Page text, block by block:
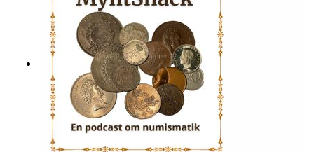
där.Är du en inbiten myntsamlare med en stor
eller lite myntsamling eller du kanske bara är
intresserad av mynt och historia så är detta en
podcast för dig. Vi pratar om allt från vikingatid till
modena mynt och sedlar.Stort nöjeFölj oss på
Facebook, Instagram eller
Xmyntsnackpodd@gmail.com